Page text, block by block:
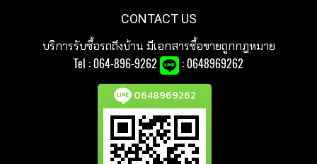
CONTACT US
บริการรับซื้อรถถึงบ้าน มีเอกสารซื้อขายถูกกฎหมาย
Tel : 064-896-9262 : 0648969262
0648969262